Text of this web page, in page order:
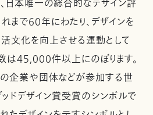
日本唯一の総合的なデザイン評
まで60年にわたり、デザインを
文化を向上させる運動として
は45,000件以上にのぼります。
企業や団体などが参加する世
ドデザイン賞受賞のシンボルで